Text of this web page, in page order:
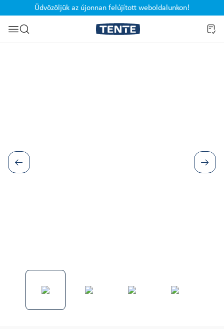
Ugrás a kereséshez
Üdvözöljük az újonnan felújított weboldalunkon!